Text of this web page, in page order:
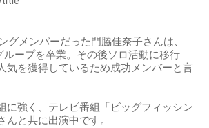
グメンバーだった門脇佳奈子さんは、
ループを卒業。その後ソロ活動に移行
気を獲得しているため成功メンバーと言
に強く、テレビ番組「ビッグフィッシン
んと共に出演中です。